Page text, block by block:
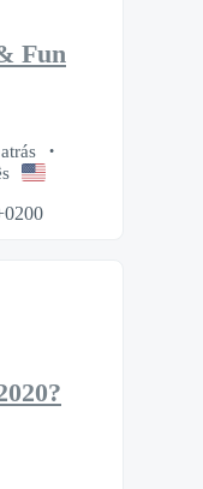
Fun